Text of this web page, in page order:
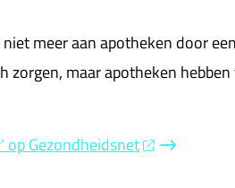
meer aan apotheken door
maar apotheken
Gezondheidsnet